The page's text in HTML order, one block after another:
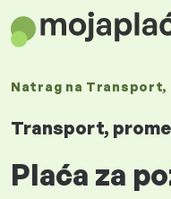
Natrag na Transport,
Transport,
Plaća za